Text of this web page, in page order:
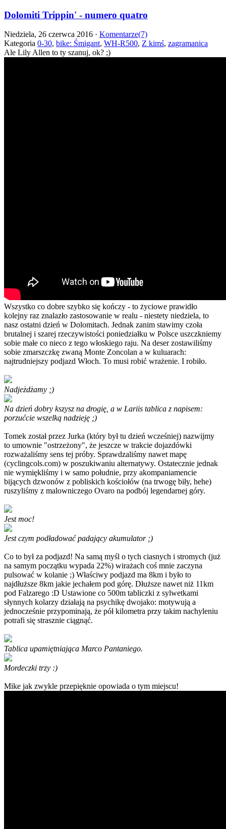
Dolomiti Trippin' - numero quatro
Niedziela, 26 czerwca 2016 · Komentarze(7)
Kategoria 0-30, bike: Śmigant, WH-R500, Z kimś, zagramanica
Ale Lily Allen to ty szanuj, ok? ;)
Wszystko co dobre szybko się kończy - to życiowe prawidło
kolejny raz znalazło zastosowanie w realu - niestety niedziela, to
nasz ostatni dzień w Dolomitach. Jednak zanim stawimy czoła
brutalnej i szarej rzeczywistości poniedziałku w Polsce uszczkniemy
sobie małe co nieco z tego włoskiego raju. Na deser zostawiliśmy
sobie zmarszczkę zwaną Monte Zoncolan a w kuluarach:
najtrudniejszy podjazd Włoch. To musi robić wrażenie. I robiło.
Nadjeżdżamy ;)
Na dzień dobry kszysz na drogię, a w Lariis tablica z napisem:
porzućcie wszelką nadzieję ;)
Tomek został przez Jurka (który był tu dzień wcześniej) nazwijmy
to umownie "ostrzeżony", że jeszcze w trakcie dojazdówki
rozważaliśmy sens tej próby. Sprawdzaliśmy nawet mapę
(cyclingcols.com) w poszukiwaniu alternatywy. Ostatecznie jednak
nie wymiękliśmy i w samo południe, przy akompaniamencie
bijących dzwonów z pobliskich kościołów (na trwogę biły, hehe)
ruszyliśmy z malowniczego Ovaro na podbój legendarnej góry.
Jest moc!
Jest czym podładować padający akumulator ;)
Co to był za podjazd! Na samą myśl o tych ciasnych i stromych (już
na samym początku wypada 22%) wirażach coś mnie zaczyna
pulsować w kolanie ;) Właściwy podjazd ma 8km i było to
najdłuższe 8km jakie jechałem pod górę. Dłuższe nawet niż 11km
pod Falzarego :D Ustawione co 500m tabliczki z sylwetkami
słynnych kolarzy działają na psychikę dwojako: motywują a
jednocześnie przypominają, że pół kilometra przy takim nachyleniu
potrafi się strasznie ciągnąć.
Tablica upamiętniająca Marco Pantaniego.
Mordeczki trzy :)
Mike jak zwykle przepięknie opowiada o tym miejscu!